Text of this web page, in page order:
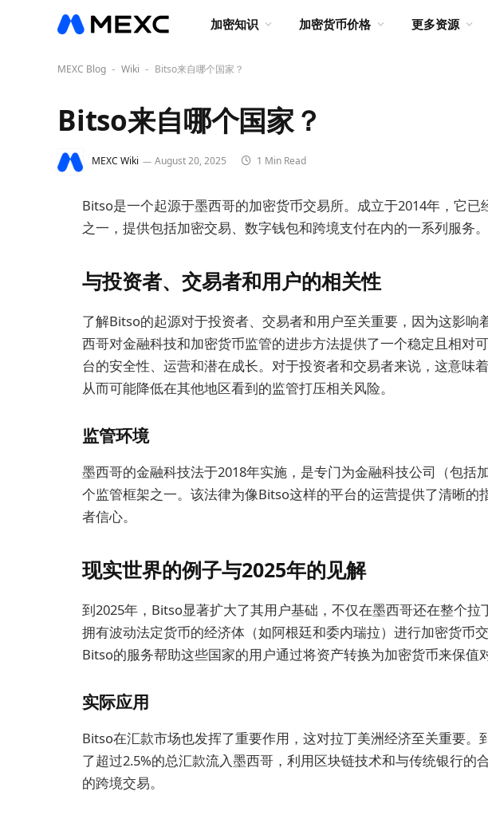
加密知识 加密货币价格 更多资源
MEXC Blog - Wiki - Bitso来自哪个国家？
Bitso来自哪个国家？
MEXC Wiki August 20, 2025 1 Min Read
Bitso是一个起源于墨西哥的加密货币交易所。成立于2014年，它已
之一，提供包括加密交易、数字钱包和跨境支付在内的一系列服务。
与投资者、交易者和用户的相关性
了解Bitso的起源对于投资者、交易者和用户至关重要，因为这影响
西哥对金融科技和加密货币监管的进步方法提供了一个稳定且相对
台的安全性、运营和潜在成长。对于投资者和交易者来说，这意味
从而可能降低在其他地区看到的监管打压相关风险。
监管环境
墨西哥的金融科技法于2018年实施，是专门为金融科技公司（包括
个监管框架之一。该法律为像Bitso这样的平台的运营提供了清晰的
者信心。
现实世界的例子与2025年的见解
到2025年，Bitso显著扩大了其用户基础，不仅在墨西哥还在整个
拥有波动法定货币的经济体（如阿根廷和委内瑞拉）进行加密货币
Bitso的服务帮助这些国家的用户通过将资产转换为加密货币来保值
实际应用
Bitso在汇款市场也发挥了重要作用，这对拉丁美洲经济至关重要。
了超过2.5%的总汇款流入墨西哥，利用区块链技术和与传统银行的
的跨境交易。